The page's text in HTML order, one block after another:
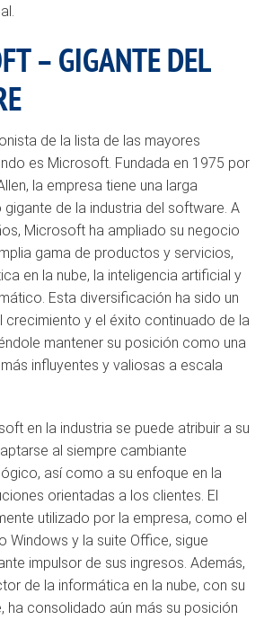
– GIGANTE DEL
de la lista de las mayores
es Microsoft. Fundada en 1975 por
la empresa tiene una larga
de la industria del software. A
Microsoft ha ampliado su negocio
gama de productos y servicios,
en la nube, la inteligencia artificial y
Esta diversificación ha sido un
crecimiento y el éxito continuado de la
mantener su posición como una
influyentes y valiosas a escala
en la industria se puede atribuir a su
al siempre cambiante
así como a su enfoque en la
orientadas a los clientes. El
utilizado por la empresa, como el
Windows y la suite Office, sigue
impulsor de sus ingresos. Además,
de la informática en la nube, con su
ha consolidado aún más su posición